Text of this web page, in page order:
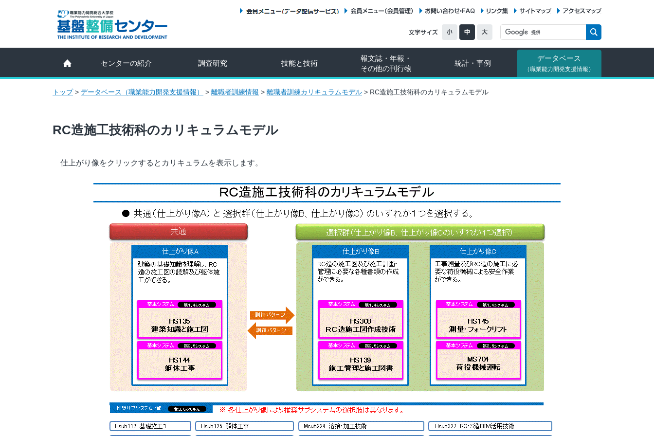
センターの紹介 調査研究 技能と技術
報文誌・年報・
その他の刊行物
統計・事例
データベース
（職業能力開発支援情報）
トップ> データベース（職業能力開発支援情報） > 離職者訓練情報 > 離職者訓練カリキュラムモデル > RC造施工技術科のカリキュラムモデル
RC造施工技術科のカリキュラムモデル
仕上がり像をクリックするとカリキュラムを表示します。